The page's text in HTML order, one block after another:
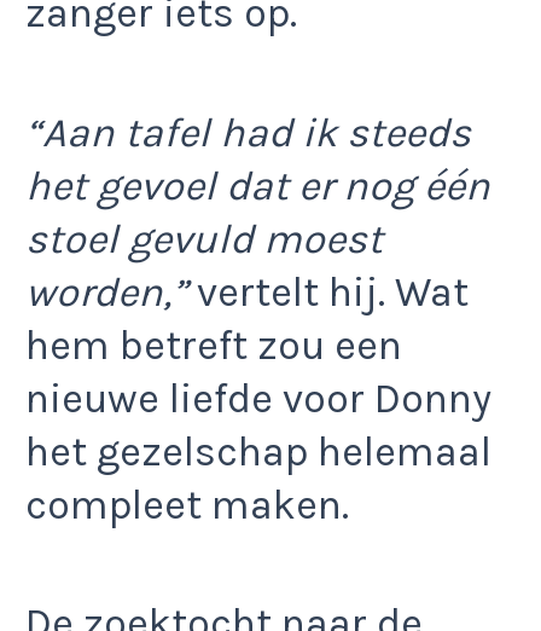
zanger iets op.
“Aan tafel had ik steeds
het gevoel dat er nog één
stoel gevuld moest
worden,”vertelt hij. Wat
hem betreft zou een
nieuwe liefde voor Donny
het gezelschap helemaal
compleet maken.